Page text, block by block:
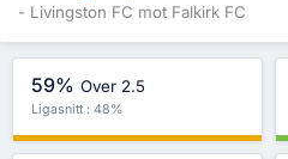
- Livingston FC mot Falkirk FC
59% Over 2.5
Ligasnitt : 48%